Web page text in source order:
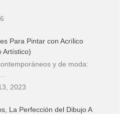
Para Pintar con Acrílico
Artístico)
y de moda:
2023
La Perfección del Dibujo A